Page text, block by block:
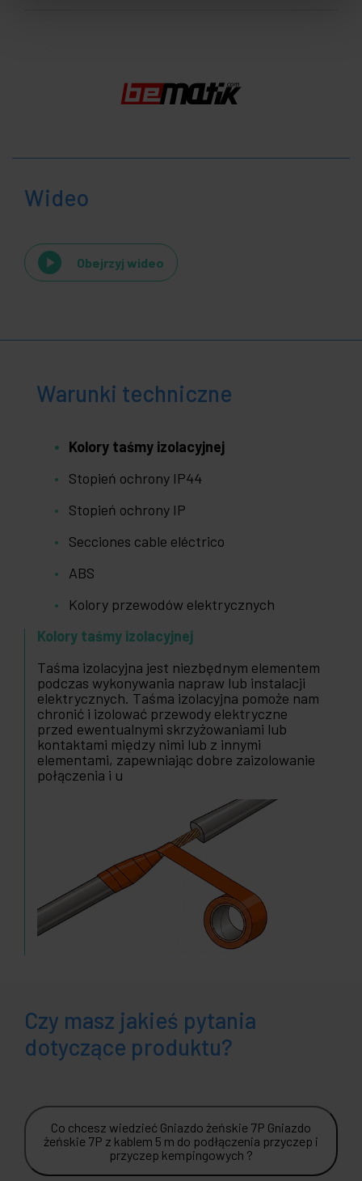
Wideo
Obejrzyj wideo
Warunki techniczne
Kolory taśmy izolacyjnej
Stopień ochrony IP44
Stopień ochrony IP
Secciones cable eléctrico
ABS
Kolory przewodów elektrycznych
Kolory taśmy izolacyjnej
Taśma izolacyjna jest niezbędnym elementem
podczas wykonywania napraw lub instalacji
elektrycznych. Taśma izolacyjna pomoże nam
chronić i izolować przewody elektryczne
przed ewentualnymi skrzyżowaniami lub
kontaktami między nimi lub z innymi
elementami, zapewniając dobre zaizolowanie
połączenia i u
Czy masz jakieś pytania
dotyczące produktu?
Co chcesz wiedzieć Gniazdo żeńskie 7P Gniazdo
żeńskie 7P z kablem 5 m do podłączenia przyczep i
przyczep kempingowych ?